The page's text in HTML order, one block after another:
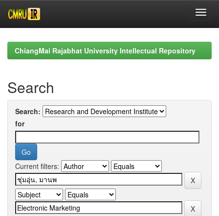
navigationChiangMai Rajabhat University Intellectual Repository
Search
Search:
for
Current filters: